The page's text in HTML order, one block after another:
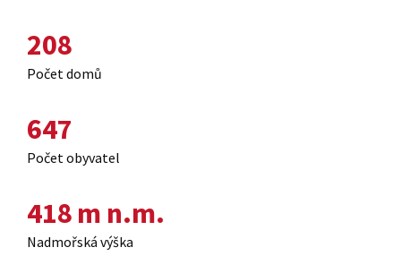
208
Počet domů
647
Počet obyvatel
418 m n.m.
Nadmořská výška